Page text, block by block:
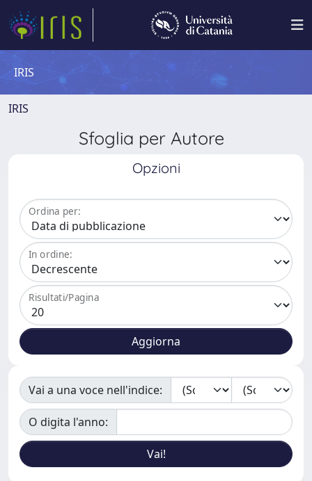
IRIS
IRIS
Sfoglia per Autore
Opzioni
Ordina per:
In ordine:
Risultati/Pagina
Vai a una voce nell'indice:
O digita l'anno: